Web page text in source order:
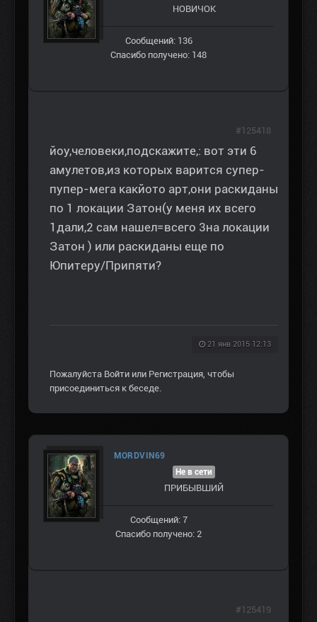
НОВИЧОК
Сообщений: 136
Спасибо получено: 148
йоу,человеки,подскажите,: вот эти 6
амулетов,из которых варится супер-
пупер-мега какйото арт,они раскиданы
по 1 локации Затон(у меня их всего
1дали,2 сам нашел=всего 3на локации
Затон ) или раскиданы еще по
Юпитеру/Припяти?
21 янв 2015 12:13
#125418
Пожалуйста Войти или Регистрация, чтобы
присоединиться к беседе.
MORDVIN69
Не в сети
ПРИБЫВШИЙ
Сообщений: 7
Спасибо получено: 2
#125419